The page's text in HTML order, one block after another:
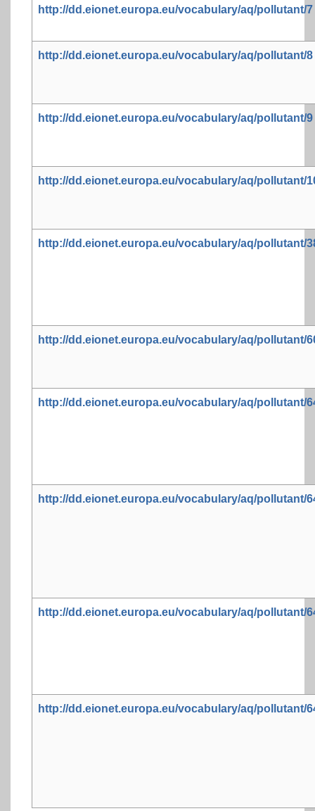
http://dd.eionet.europa.eu/vocabulary/aq/pollutant/7
http://dd.eionet.europa.eu/vocabulary/aq/pollutant/8
http://dd.eionet.europa.eu/vocabulary/aq/pollutant/9
http://dd.eionet.europa.eu/vocabulary/aq/pollutant/
http://dd.eionet.europa.eu/vocabulary/aq/pollutant/
http://dd.eionet.europa.eu/vocabulary/aq/pollutant/
http://dd.eionet.europa.eu/vocabulary/aq/pollutant/
http://dd.eionet.europa.eu/vocabulary/aq/pollutant/
http://dd.eionet.europa.eu/vocabulary/aq/pollutant/
http://dd.eionet.europa.eu/vocabulary/aq/pollutant/